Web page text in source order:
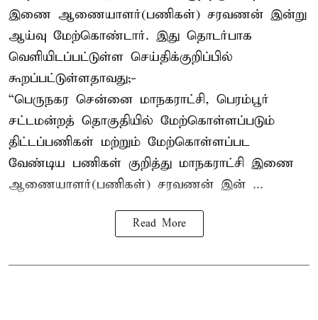
இணை ஆணையாளர்(பணிகள்) சரவணன் இன்று
ஆய்வு மேற்கொண்டார். இது தொடர்பாக
வெளியிடப்பட்டுள்ள செய்திக்குறிப்பில்
கூறப்பட்டுள்ளதாவது;-
“பெருநகர சென்னை மாநகராட்சி, பெரம்பூர்
சட்டமன்றத் தொகுதியில் மேற்கொள்ளப்படும்
திட்டப்பணிகள் மற்றும் மேற்கொள்ளப்பட
வேண்டிய பணிகள் குறித்து மாநகராட்சி இணை
ஆணையாளர்(பணிகள்) சரவணன் இன் ...
Read More